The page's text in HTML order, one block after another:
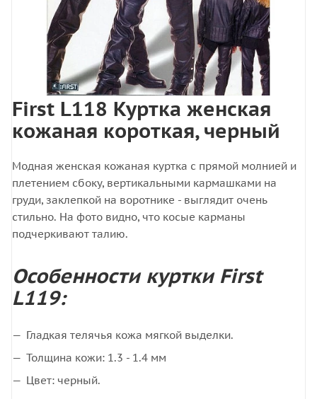
First L118 Куртка женская
кожаная короткая, черный
Модная женская кожаная куртка с прямой молнией и
плетением сбоку, вертикальными кармашками на
груди, заклепкой на воротнике - выглядит очень
стильно. На фото видно, что косые карманы
подчеркивают талию.
Особенности куртки First
L119:
Гладкая телячья кожа мягкой выделки.
Толщина кожи: 1.3 - 1.4 мм
Цвет: черный.